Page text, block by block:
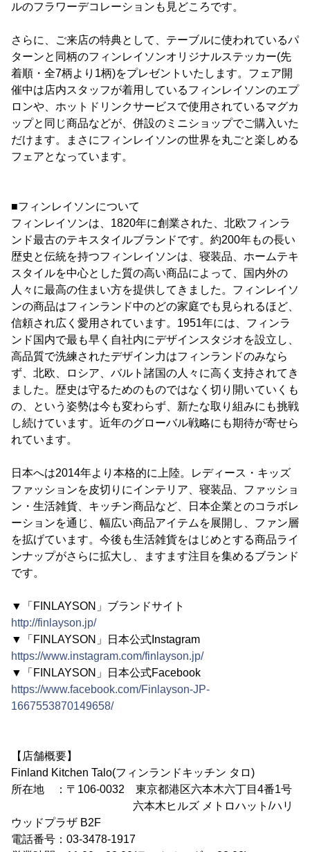
ルのフラワーデコレーションも見どころです。
さらに、ご来店の特典として、テーブルに使われているパ
ターンと同柄のフィンレイソンオリジナルステッカー(先
着順・全7柄より1柄)をプレゼントいたします。フェア開
催中は店内スタッフが着用しているフィンレイソンのエプ
ロンや、ホットドリンクサービスで使用されているマグカ
ップと同じ商品などが、併設のミニショップでご購入いた
だけます。まさにフィンレイソンの世界を丸ごと楽しめる
フェアとなっています。
■フィンレイソンについて
フィンレイソンは、1820年に創業された、北欧フィンラ
ンド最古のテキスタイルブランドです。約200年もの長い
歴史と伝統を持つフィンレイソンは、寝装品、ホームテキ
スタイルを中心とした質の高い商品によって、国内外の
人々に最高の住まい方を提供してきました。フィンレイソ
ンの商品はフィンランド中のどの家庭でも見られるほど、
信頼され広く愛用されています。1951年には、フィンラ
ンド国内で最も早く自社内にデザインスタジオを設立し、
高品質で洗練されたデザイン力はフィンランドのみなら
ず、北欧、ロシア、バルト諸国の人々に高く支持されてき
ました。歴史は守るためのものではなく切り開いていくも
の、という姿勢は今も変わらず、新たな取り組みにも挑戦
し続けています。近年のグローバル戦略にも期待が寄せら
れています。
日本へは2014年より本格的に上陸。レディース・キッズ
ファッションを皮切りにインテリア、寝装品、ファッショ
ン・生活雑貨、キッチン商品など、日本企業とのコラボレ
ーションを通じ、幅広い商品アイテムを展開し、ファン層
を拡げています。今後も生活雑貨をはじめとする商品ライ
ンナップがさらに拡大し、ますます注目を集めるブランド
です。
▼「FINLAYSON」ブランドサイト
http://finlayson.jp/
▼「FINLAYSON」日本公式Instagram
https://www.instagram.com/finlayson.jp/
▼「FINLAYSON」日本公式Facebook
https://www.facebook.com/Finlayson-JP-
1667553870149658/
【店舗概要】
Finland Kitchen Talo(フィンランドキッチン タロ)
所在地 ：〒106-0032 東京都港区六本木六丁目4番1号
六本木ヒルズ メトロハット/ハリ
ウッドプラザ B2F
電話番号：03-3478-1917